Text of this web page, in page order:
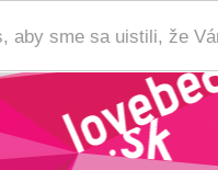
aby sme sa uistili, že